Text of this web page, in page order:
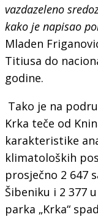
vazdazeleno
kako je napisao
Mladen
Titiusa do
godine.
Tako je na
Krka teče od
karakteristike
klimatoloških
prosječno 2 647
Šibeniku i 2 377
parka „Krka“